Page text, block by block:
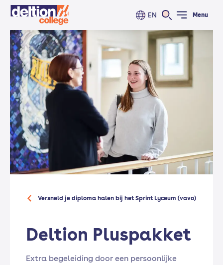
EN Menu
Versneld je diploma halen bij het Sprint Lyceum (vavo)
Deltion Pluspakket
Extra begeleiding door een persoonlijke